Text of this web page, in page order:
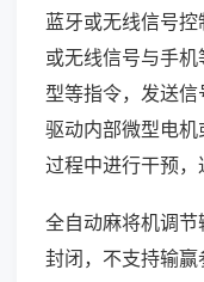
蓝牙或无线信号
或无线信号与手
型等指令，发送
驱动内部微型电
过程中进行干预，
全自动麻将机调
封闭，不支持输